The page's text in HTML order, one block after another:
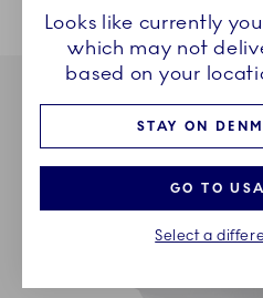
Breadcrumb Headlinesss
HjemSTEL Stel Hvid
Looks like currently
which may not
based on your
STAY ON
GO TO
Select a